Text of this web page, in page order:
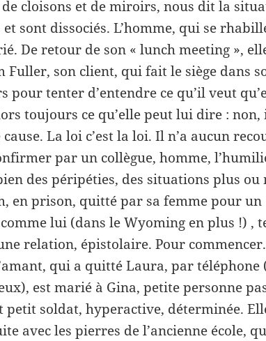
cloisons et de miroirs, nous dit la
et sont dissociés. L’homme, qui se
De retour de son « lunch meeting »,
Fuller, son client, qui fait le siège dans
pour tenter d’entendre ce qu’il veut
toujours ce qu’elle peut lui dire : non,
cause. La loi c’est la loi. Il n’a aucun
par un collègue, homme,
des péripéties, des situations plus ou
en prison, quitté par sa femme pour un
lui (dans le Wyoming en plus !) ,
relation, épistolaire. Pour commencer.
qui a quitté Laura, par téléphone
est marié à Gina, petite personne
soldat, hyperactive, déterminée.
avec les pierres de l’ancienne école,